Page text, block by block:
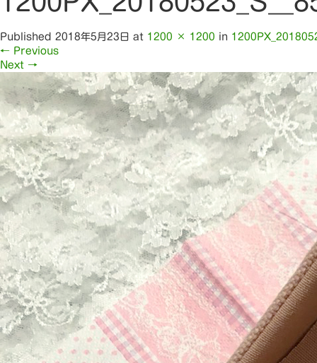
Published 2018年5月23日 at 1200 × 1200 in
← Previous
Next →